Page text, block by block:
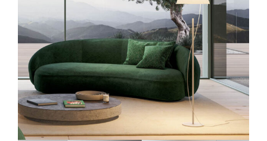
Lichtplanung
Referenzen
Marken
Ratgeber
Sale